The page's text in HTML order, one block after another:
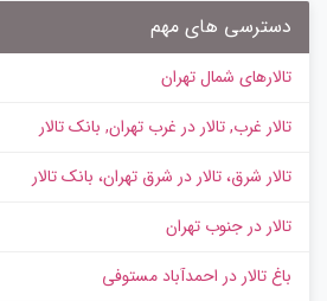
دسترسی های مهم
تالارهای شمال تهران
تالار غرب, تالار در غرب تهران, بانک تالار
تالار شرق، تالار در شرق تهران، بانک تالار
تالار در جنوب تهران
باغ تالار در احمدآباد مستوفی